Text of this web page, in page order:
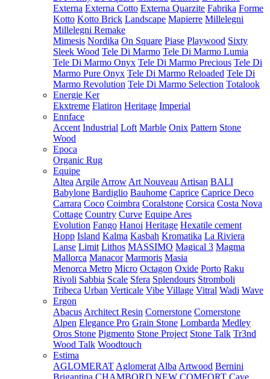
Externa Externa Cotto Externa Quarzite Fabrika Forme
Kotto Kotto Brick Landscape Mapierre Millelegni
Millelegni Remake
Mimesis Nordika On Square Piase Playwood Sixty
Sleek Wood Tele Di Marmo Tele Di Marmo Lumia
Tele Di Marmo Onyx Tele Di Marmo Precious Tele Di
Marmo Pure Onyx Tele Di Marmo Reloaded Tele Di
Marmo Revolution Tele Di Marmo Selection Totalook
Energie Ker
Ekxtreme Flatiron Heritage Imperial
Ennface
Accent Industrial Loft Marble Onix Pattern Stone
Wood
Epoca
Organic Rug
Equipe
Altea Argile Arrow Art Nouveau Artisan BALI
Babylone Bardiglio Bauhome Caprice Caprice Deco
Carrara Coco Coimbra Coralstone Corsica Costa Nova
Cottage Country Curve Equipe Ares
Evolution Fango Hanoi Heritage Hexatile cement
Hopp Island Kalma Kasbah Kromatika La Riviera
Lanse Limit Lithos MASSIMO Magical 3 Magma
Mallorca Manacor Marmoris Masia
Menorca Metro Micro Octagon Oxide Porto Raku
Rivoli Sabbia Scale Sfera Splendours Stromboli
Tribeca Urban Verticale Vibe Village Vitral Wadi Wave
Ergon
Abacus Architect Resin Cornerstone Cornerstone
Alpen Elegance Pro Grain Stone Lombarda Medley
Oros Stone Pigmento Stone Project Stone Talk Tr3nd
Wood Talk Woodtouch
Estima
AGLOMERAT Aglomerat Alba Artwood Bernini